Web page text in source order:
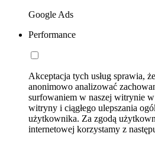
Google Ads
Performance
Akceptacja tych usług sprawia,
anonimowo analizować
surfowaniem w naszej witrynie
witryny i ciągłego ulepszania
użytkownika. Za zgodą
internetowej korzystamy z